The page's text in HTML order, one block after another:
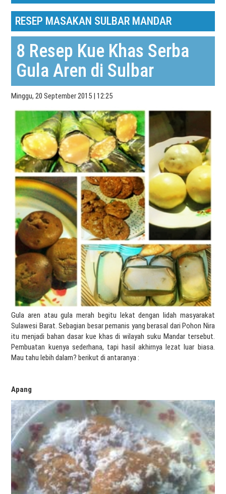
RESEP MASAKAN SULBAR MANDAR
8 Resep Kue Khas Serba
Gula Aren di Sulbar
Minggu, 20 September 2015 | 12:25
Gula aren atau gula merah begitu lekat dengan lidah masyarakat
Sulawesi Barat. Sebagian besar pemanis yang berasal dari Pohon Nira
itu menjadi bahan dasar kue khas di wilayah suku Mandar tersebut.
Pembuatan kuenya sederhana, tapi hasil akhirnya lezat luar biasa.
Mau tahu lebih dalam? berikut di antaranya :
Apang